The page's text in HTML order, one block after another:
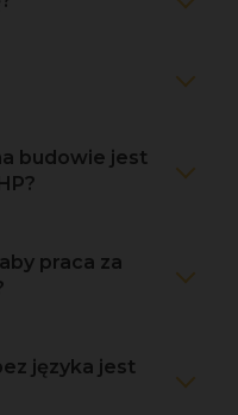
budowie jest
praca za
języka jest